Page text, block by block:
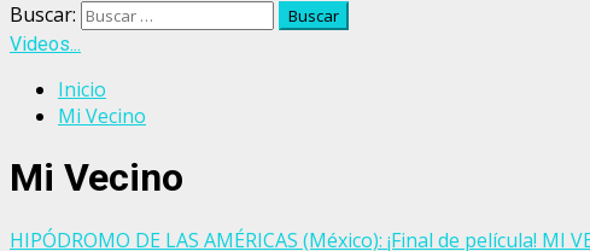
Buscar:
Videos...
Inicio
Mi Vecino
Mi Vecino
HIPÓDROMO DE LAS AMÉRICAS (México): ¡Final de película!